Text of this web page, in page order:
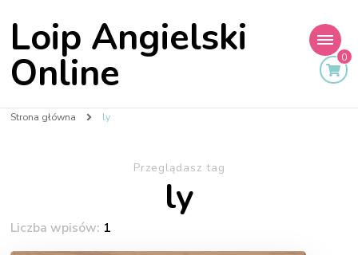
Loip Angielski
Online 0
Strona główna ly
Przeglądasz tag
ly
Liczba wpisów: 1